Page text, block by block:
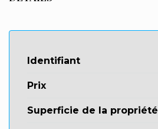
Identifiant
Prix
Superficie de la propriété